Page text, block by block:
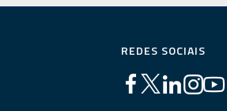
REDES SOCIAIS